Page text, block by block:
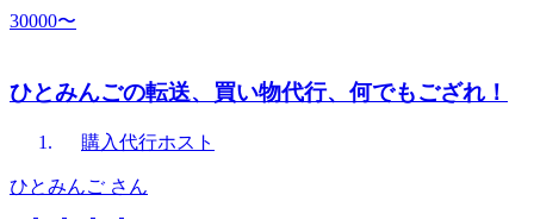
30000〜
ひとみんごの転送、買い物代行、何でもござれ！
購入代行ホスト
ひとみんご さん